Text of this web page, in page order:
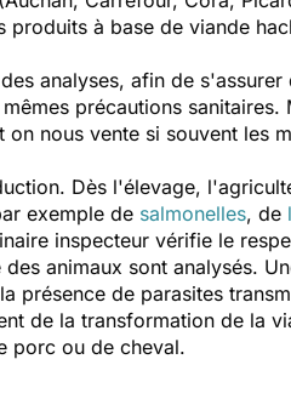
à base de viande
analyses, afin de
précautions sanitaires.
nous vente si souvent les
Dès l'élevage,
exemple de salmonelles, de
inspecteur vérifie le
animaux sont analysés.
présence de parasites
de la transformation de la
porc ou de cheval.